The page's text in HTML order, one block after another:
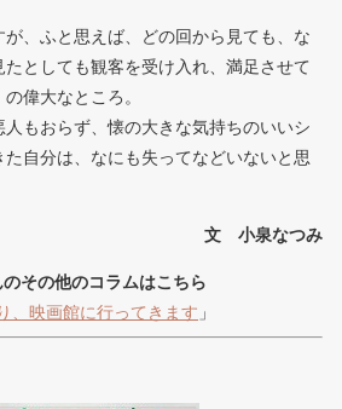
、ふと思えば、どの回から見ても、な
としても観客を受け入れ、満足させて
偉大なところ。
もおらず、懐の大きな気持ちのいいシ
た自分は、なにも失ってなどいないと思
文 小泉なつみ
その他のコラムはこちら
、映画館に行ってきます 」